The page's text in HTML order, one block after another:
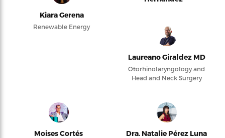
Kiara Gerena
Renewable Energy
Laureano Giraldez MD
Otorhinolaryngology and
Head and Neck Surgery
Moises Cortés Dra. Natalie Pérez Luna